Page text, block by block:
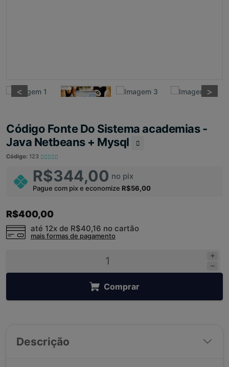
< >
< >
Código Fonte Do Sistema academias -
Java Netbeans + Mysql
Código: 123
R$344,00 no pix
Pague com pix e economize R$56,00
R$400,00
até 12x de R$40,16 no cartão
mais formas de pagamento
Comprar
Descrição